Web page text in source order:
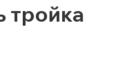
тройка